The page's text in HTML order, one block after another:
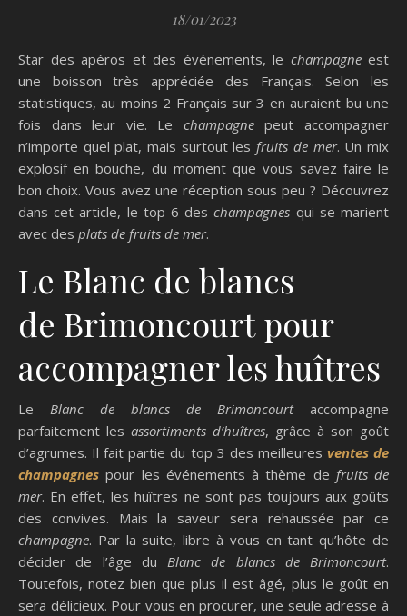
18/01/2023
Star des apéros et des événements, le champagneest
une boisson très appréciée des Français. Selon les
statistiques, au moins 2 Français sur 3 en auraient bu une
fois dans leur vie. Le champagnepeut accompagner
n’importe quel plat, mais surtout les fruits de mer. Un mix
explosif en bouche, du moment que vous savez faire le
bon choix. Vous avez une réception sous peu ? Découvrez
dans cet article, le top 6 deschampagnes qui se marient
avec des plats de fruits de mer.
Le Blanc de blancs
de Brimoncourt pour
accompagner les huîtres
Le Blanc de blancs de Brimoncourtaccompagne
parfaitement les assortiments d’huîtres, grâce à son goût
d’agrumes. Il fait partie du top 3 des meilleures ventes de
champagnes pour les événements à thème de fruits de
mer. En effet, les huîtres ne sont pas toujours aux goûts
des convives. Mais la saveur sera rehaussée par ce
champagne. Par la suite, libre à vous en tant qu’hôte de
décider de l’âge du Blanc de blancs de Brimoncourt.
Toutefois, notez bien que plus il est âgé, plus le goût en
sera délicieux. Pour vous en procurer, une seule adresse à